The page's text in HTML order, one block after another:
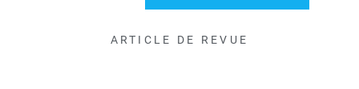
ARTICLE DE REVUE